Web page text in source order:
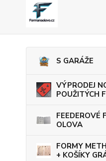
S GARÁŽE
VÝPRODEJ
POUŽITÝCH
FEEDEROVÉ
OLOVA
FORMY
+ KOŠÍKY